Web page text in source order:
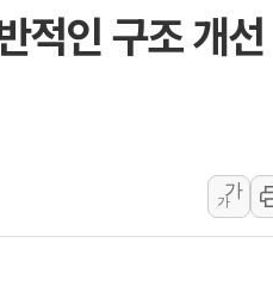
비츠로넥스텍, 한화
1410원대 내려간
에쓰씨엔지니어링,
애드포러스, 30억원
적인 구조 개선
가
가